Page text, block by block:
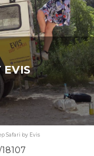
EVIS
Safari by Evis